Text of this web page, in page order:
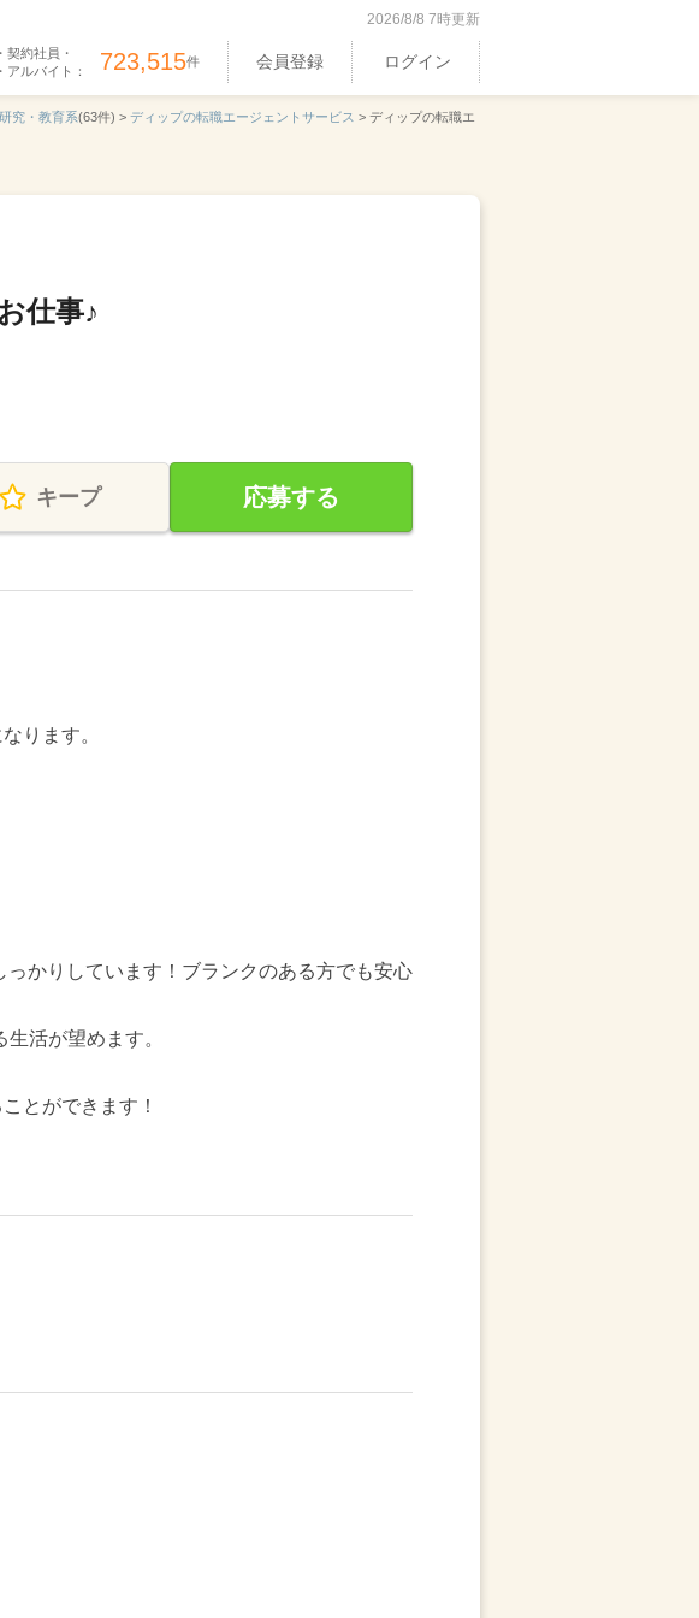
2026/8/8 7時更新
契約社員・
アルバイト： 723,515件 会員登録 ログイン
究・教育系(63件) > ディップの転職エージェントサービス > ディップの転職エ
仕事♪
キープ 応募する
ります。
かりしています！ブランクのある方でも安心
活が望めます。
とができます！